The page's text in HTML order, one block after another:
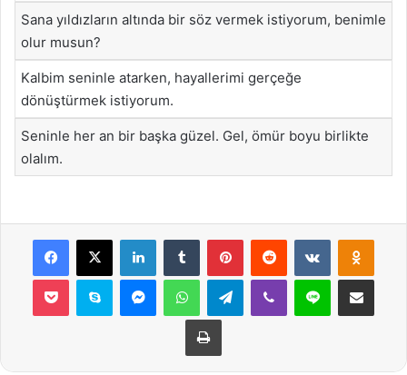
Sana yıldızların altında bir söz vermek istiyorum, benimle
olur musun?
Kalbim seninle atarken, hayallerimi gerçeğe
dönüştürmek istiyorum.
Seninle her an bir başka güzel. Gel, ömür boyu birlikte
olalım.
Facebook
X LinkedInTumblr PinterestReddit VKontakte
Pocket Skype MessengerWhatsAppTelegramViber Line E-Posta ile
Yazdır